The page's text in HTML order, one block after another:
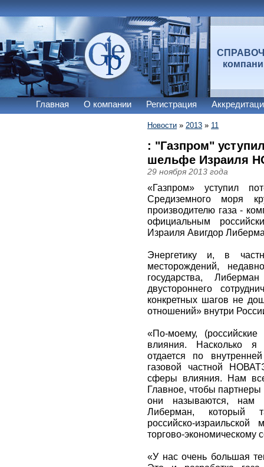
Главная О компании Регистрация
Новости » 2013 » 11
: "Газпром"
шельфе Израиля
29 ноября 2013 года
«Газпром» уступил
Средиземного моря
производителю газа -
официальным
Израиля Авигдор
Энергетику и, в
месторождений,
государства,
двустороннего
конкретных шагов не
отношений» внутри
«По-моему,
влияния. Насколько я
отдается по
газовой частной
сферы влияния. Нам
Главное, чтобы
они называются, нам
Либерман, который
российско-израильской
торгово-экономическому
«У нас очень большая